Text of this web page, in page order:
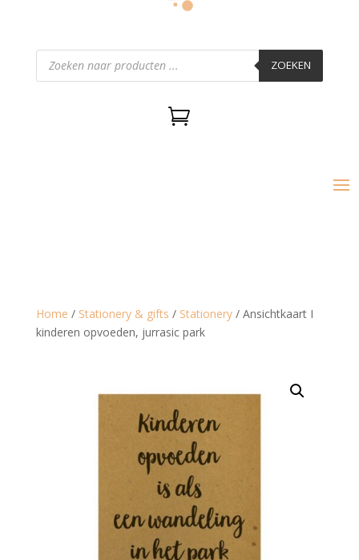
Producten
zoeken ZOEKEN

Home / Stationery & gifts / Stationery/ Ansichtkaart I
kinderen opvoeden, jurrasic park